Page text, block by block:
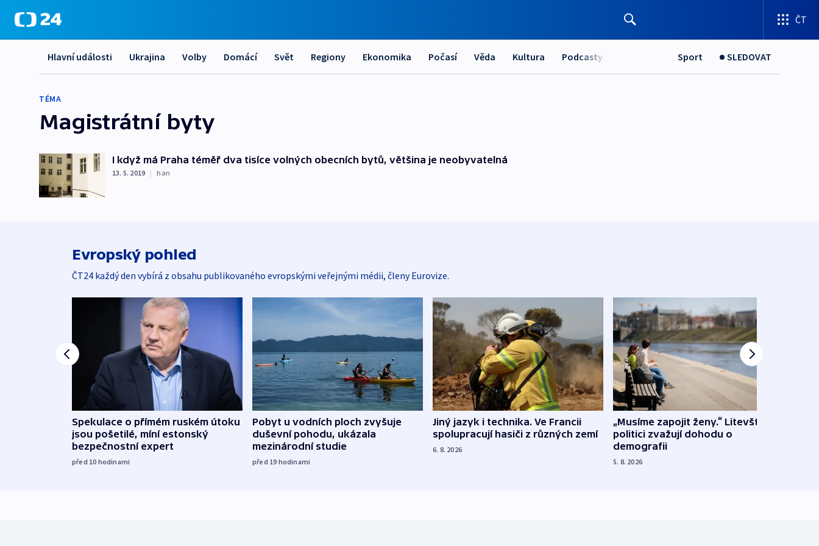
ČT
Hlavní události Ukrajina Volby Domácí Svět Regiony Ekonomika Počasí Věda Kultura Podcasty Sport SLEDOVAT
TÉMA
Magistrátní byty
I když má Praha téměř dva tisíce volných obecních bytů, většina je neobyvatelná
13. 5. 2019 | han
Evropský pohled
ČT24 každý den vybírá z obsahu publikovaného evropskými veřejnými médii, členy Eurovize.
Spekulace o přímém ruském útoku
jsou pošetilé, míní estonský
bezpečnostní expert
před 10 hodinami
Pobyt u vodních ploch zvyšuje
duševní pohodu, ukázala
mezinárodní studie
před 19 hodinami
Jiný jazyk i technika. Ve Francii
spolupracují hasiči z různých zemí
6. 8. 2026
„Musíme zapojit ženy.“ Litevští
politici zvažují dohodu o
demografii
5. 8. 2026